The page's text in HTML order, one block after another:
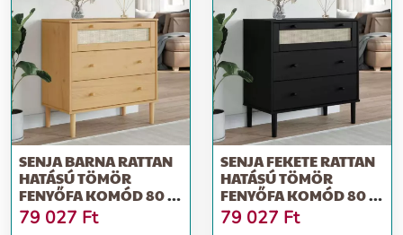
SENJA BARNA RATTAN
HATÁSÚ TÖMÖR
FENYŐFA KOMÓD 80 X
40 X 80 CM
79 027 Ft
SENJA FEKETE RATTAN
HATÁSÚ TÖMÖR
FENYŐFA KOMÓD 80 X
40 X 80 CM
79 027 Ft